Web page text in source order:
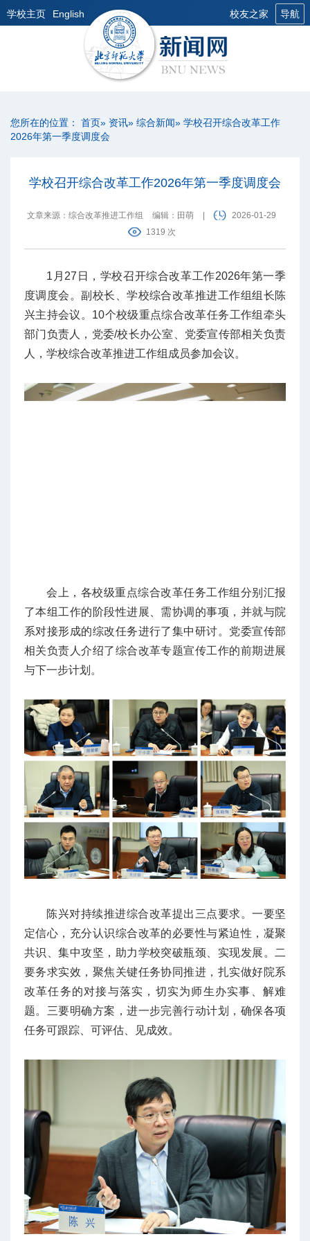
学校主页 English 校友之家 导航
您所在的位置： 首页» 资讯» 综合新闻» 学校召开综合改革工作
2026年第一季度调度会
学校召开综合改革工作2026年第一季度调度会
文章来源：综合改革推进工作组 编辑：田萌
2026-01-29
1319 次
1月27日，学校召开综合改革工作2026年第一季
度调度会。副校长、学校综合改革推进工作组组长陈
兴主持会议。10个校级重点综合改革任务工作组牵头
部门负责人，党委/校长办公室、党委宣传部相关负责
人，学校综合改革推进工作组成员参加会议。
会上，各校级重点综合改革任务工作组分别汇报
了本组工作的阶段性进展、需协调的事项，并就与院
系对接形成的综改任务进行了集中研讨。党委宣传部
相关负责人介绍了综合改革专题宣传工作的前期进展
与下一步计划。
陈兴对持续推进综合改革提出三点要求。一要坚
定信心，充分认识综合改革的必要性与紧迫性，凝聚
共识、集中攻坚，助力学校突破瓶颈、实现发展。二
要务求实效，聚焦关键任务协同推进，扎实做好院系
改革任务的对接与落实，切实为师生办实事、解难
题。三要明确方案，进一步完善行动计划，确保各项
任务可跟踪、可评估、见成效。